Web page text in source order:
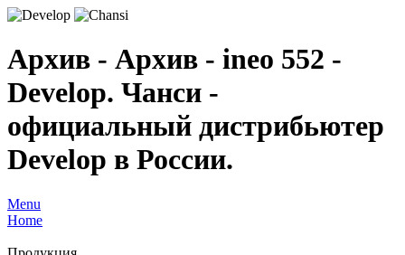
Архив - Архив - ineo 552 -
Develop. Чанси -
официальный дистрибьютер
Develop в России.
Menu
Home